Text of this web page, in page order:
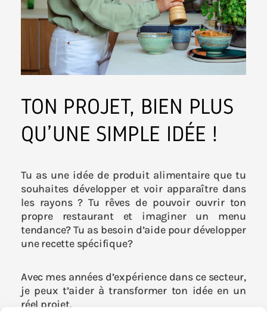
TON PROJET, BIEN PLUS
QU’ UNE SIMPLE IDÉE !
Tu as une idée de produit alimentaire que tu
souhaites développer et voir apparaître dans
les rayons ? Tu rêves de pouvoir ouvrir ton
propre restaurant et imaginer un menu
tendance? Tu as besoin d’aide pour développer
une recette spécifique?
Avec mes années d’expérience dans ce secteur,
je peux t’aider à transformer ton idée en un
réel projet.